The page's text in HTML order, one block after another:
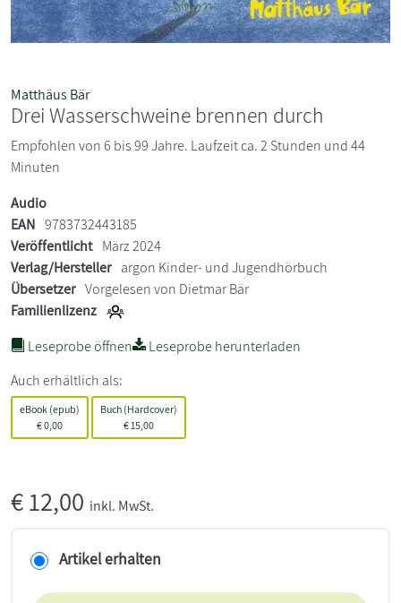
Matthäus Bär
Drei Wasserschweine brennen durch
Empfohlen von 6 bis 99 Jahre. Laufzeit ca. 2 Stunden und 44
Minuten
Audio
EAN 9783732443185
Veröffentlicht März 2024
Verlag/Hersteller argon Kinder- und Jugendhörbuch
Übersetzer Vorgelesen von Dietmar Bär
Familienlizenz
Leseprobe öffnen
Leseprobe herunterladen
Auch erhältlich als:
eBook (epub)
€0,00
Buch (Hardcover)
€ 15,00
€12,00 inkl. MwSt.
Artikel erhalten